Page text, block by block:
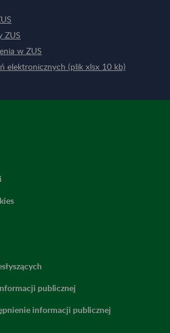
ZUS
w ZUS
elektronicznych (plik xlsx 10 kb)
publicznej
informacji publicznej